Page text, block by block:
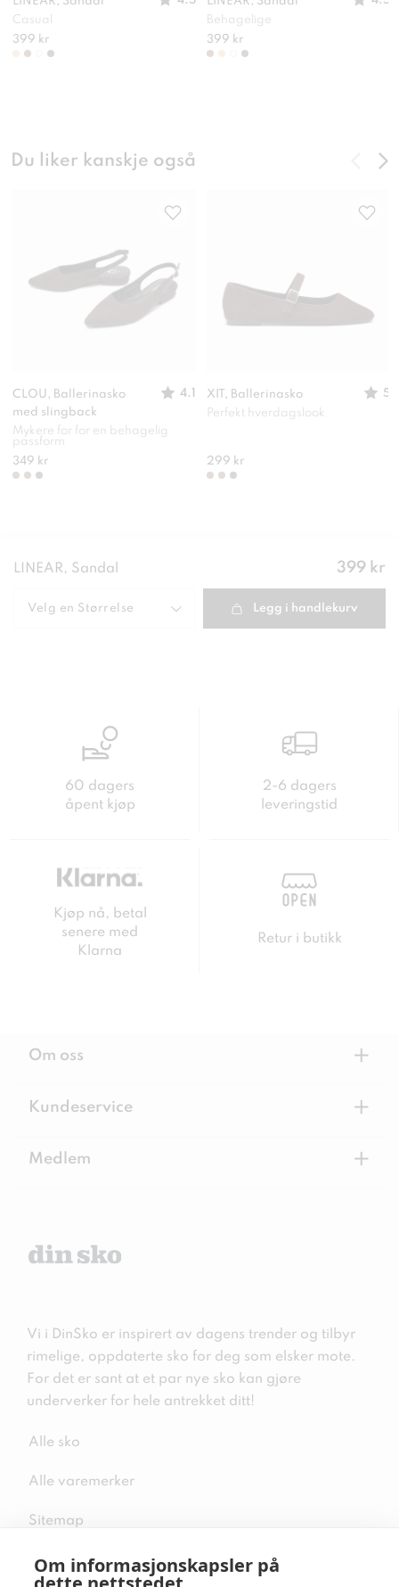
Om informasjonskapsler på
Casual
399 kr
Behagelige
399 kr
Du liker kanskje også
CLOU, Ballerinasko
med slingback
4.1
Mykere for for en behagelig
passform
349 kr
XIT, Ballerinasko
5
Perfekt hverdagslook
299 kr
LINEAR, Sandal Pris:
399 kr
Velg en Størrelse Legg i handlekurv
60 dagers
åpent kjøp
2-6 dagers
leveringstid
Kjøp nå, betal
senere med
Klarna
Retur i butikk
Om oss +
Kundeservice +
Medlem +
Vi i DinSko er inspirert av dagens trender og tilbyr
rimelige, oppdaterte sko for deg som elsker mote.
For det er sant at et par nye sko kan gjøre
underverker for hele antrekket ditt!
Alle sko
Alle varemerker
Sitemap